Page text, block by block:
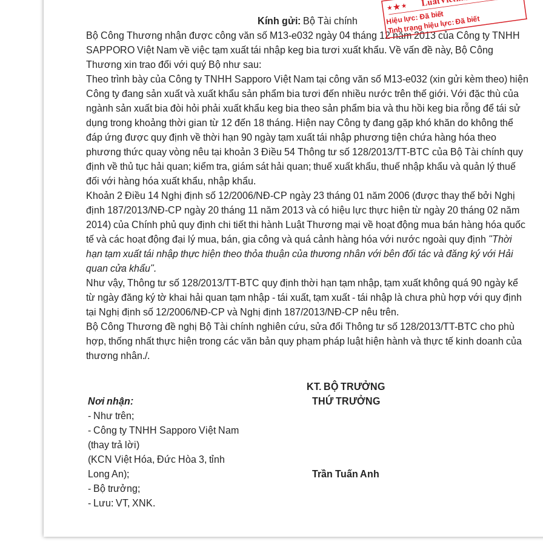
Hiệu lực: Đã biết
Tình trạng hiệu lực: Đã biết
Kính gửi: Bộ Tài chính
Bộ Công Thương nhận được công văn số M13-e032 ngày 04 tháng 12 năm 2013 của Công ty TNHH
SAPPORO Việt Nam về việc tạm xuất tái nhập keg bia tươi xuất khẩu. Về vấn đề này, Bộ Công
Thương xin trao đổi với quý Bộ như sau:
Theo trình bày của Công ty TNHH Sapporo Việt Nam tại công văn số M13-e032 (xin gửi kèm theo) hiện
Công ty đang sản xuất và xuất khẩu sản phẩm bia tươi đến nhiều nước trên thế giới. Với đặc thù của
ngành sản xuất bia đòi hỏi phải xuất khẩu keg bia theo sản phẩm bia và thu hồi keg bia rỗng để tái sử
dụng trong khoảng thời gian từ 12 đến 18 tháng. Hiện nay Công ty đang gặp khó khăn do không thể
đáp ứng được quy định về thời hạn 90 ngày tạm xuất tái nhập phương tiện chứa hàng hóa theo
phương thức quay vòng nêu tại khoản 3 Điều 54 Thông tư số 128/2013/TT-BTC của Bộ Tài chính quy
định về thủ tục hải quan; kiểm tra, giám sát hải quan; thuế xuất khẩu, thuế nhập khẩu và quản lý thuế
đối với hàng hóa xuất khẩu, nhập khẩu.
Khoản 2 Điều 14 Nghị định số 12/2006/NĐ-CP ngày 23 tháng 01 năm 2006 (được thay thế bởi Nghị
định 187/2013/NĐ-CP ngày 20 tháng 11 năm 2013 và có hiệu lực thực hiện từ ngày 20 tháng 02 năm
2014) của Chính phủ quy định chi tiết thi hành Luật Thương mại về hoạt động mua bán hàng hóa quốc
tế và các hoạt động đại lý mua, bán, gia công và quá cảnh hàng hóa với nước ngoài quy định "Thời
hạn tạm xuất tái nhập thực hiện theo thỏa thuận của thương nhân với bên đối tác và đăng ký với Hải
quan cửa khẩu".
Như vậy, Thông tư số 128/2013/TT-BTC quy định thời hạn tạm nhập, tạm xuất không quá 90 ngày kể
từ ngày đăng ký tờ khai hải quan tạm nhập - tái xuất, tạm xuất - tái nhập là chưa phù hợp với quy định
tại Nghị định số 12/2006/NĐ-CP và Nghị định 187/2013/NĐ-CP nêu trên.
Bộ Công Thương đề nghị Bộ Tài chính nghiên cứu, sửa đổi Thông tư số 128/2013/TT-BTC cho phù
hợp, thống nhất thực hiện trong các văn bản quy phạm pháp luật hiện hành và thực tế kinh doanh của
thương nhân./.
Nơi nhận:
- Như trên;
- Công ty TNHH Sapporo Việt Nam
(thay trả lời)
(KCN Việt Hóa, Đức Hòa 3, tỉnh
Long An);
- Bộ trưởng;
- Lưu: VT, XNK.
KT. BỘ TRƯỞNG
THỨ TRƯỞNG
Trần Tuấn Anh